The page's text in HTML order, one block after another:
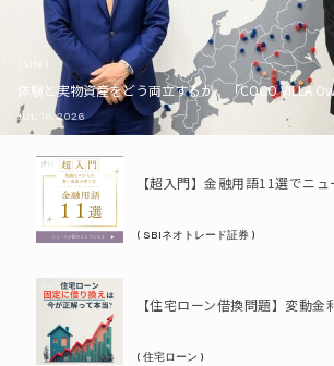
体験と実物資産をどう両立するか。「COCO VILLA
JUL. 16, 2026
PR
( SBIネオトレード証券 )
( 住宅ローン )